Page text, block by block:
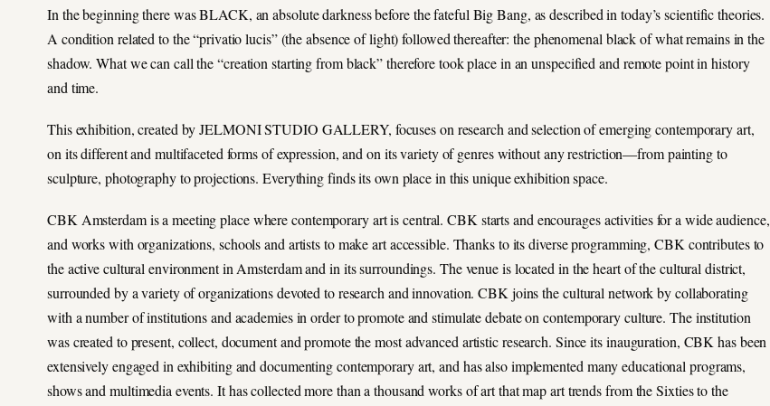
In the beginning there was BLACK, an absolute darkness before the fateful Big Bang, as described in today’s scientific theories.
A condition related to the “privatio lucis” (the absence of light) followed thereafter: the phenomenal black of what remains in the
shadow. What we can call the “creation starting from black” therefore took place in an unspecified and remote point in history
and time.
This exhibition, created by JELMONI STUDIO GALLERY, focuses on research and selection of emerging contemporary art,
on its different and multifaceted forms of expression, and on its variety of genres without any restriction―from painting to
sculpture, photography to projections. Everything finds its own place in this unique exhibition space.
CBK Amsterdam is a meeting place where contemporary art is central. CBK starts and encourages activities for a wide audience,
and works with organizations, schools and artists to make art accessible. Thanks to its diverse programming, CBK contributes to
the active cultural environment in Amsterdam and in its surroundings. The venue is located in the heart of the cultural district,
surrounded by a variety of organizations devoted to research and innovation. CBK joins the cultural network by collaborating
with a number of institutions and academies in order to promote and stimulate debate on contemporary culture. The institution
was created to present, collect, document and promote the most advanced artistic research. Since its inauguration, CBK has been
extensively engaged in exhibiting and documenting contemporary art, and has also implemented many educational programs,
shows and multimedia events. It has collected more than a thousand works of art that map art trends from the Sixties to the